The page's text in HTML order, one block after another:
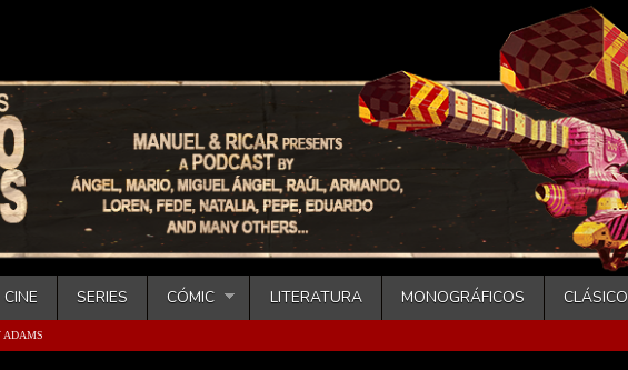
CINE SERIES CÓMIC LITERATURA MONOGRÁFICOS CLÁSICO
ADAMS